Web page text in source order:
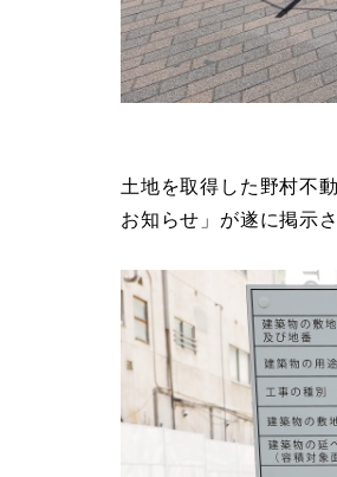
土地を取得した野村不
お知らせ」が遂に掲示